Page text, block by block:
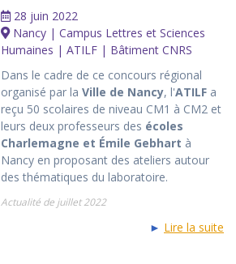
28 juin 2022
Nancy | Campus Lettres et Sciences
Humaines | ATILF | Bâtiment CNRS
Dans le cadre de ce concours régional
organisé par laVille de Nancy, l'ATILF a
reçu 50 scolaires de niveau CM1 à CM2 et
leurs deux professeurs des écoles
Charlemagne et Émile Gebhart à
Nancy en proposant des ateliers autour
des thématiques du laboratoire.
Actualité de juillet 2022
► Lire la suite